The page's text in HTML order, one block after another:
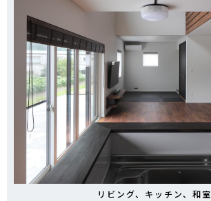
リビング、キッチン、和室